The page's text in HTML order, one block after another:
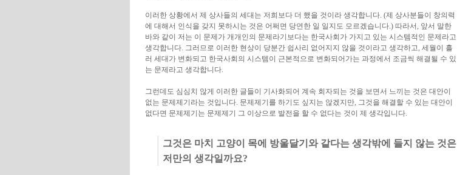
이러한 상황에서 제 상사들의 세대는 저희보다 더 했을 것이라 생각합니다. (제 상사분들이 창의력
에 대해서 인식을 갖지 못하시는 것은 어쩌면 당연한 일 일지도 모르겠습니다.) 따라서, 앞서 말한
바와 같이 저는 이 문제가 개개인의 문제라기보다는 한국사회가 가지고 있는 시스템적인 문제라고
생각합니다. 그러므로 이러한 현상이 당분간 쉽사리 없어지지 않을 것이라고 생각하고, 세월이 흘
러 세대가 변화되고 한국사회의 시스템이 근본적으로 변화되어가는 과정에서 조금씩 해결될 수 있
는 문제라고 생각합니다.
그런데도 심심치 않게 이러한 글들이 기사화되어 계속 회자되는 것을 보면서 느끼는 것은 대안이
없는 문제제기라는 것입니다. 문제제기를 하기도 싶지는 않겠지만, 그것을 해결할 수 있는 대안이
없다면 문제제기는 문제제기 그 이상으로 발전을 할 수 없다는 것이 제 생각입니다.
그것은 마치 고양이 목에 방울달기와 같다는 생각밖에 들지 않는 것은
저만의 생각일까요?